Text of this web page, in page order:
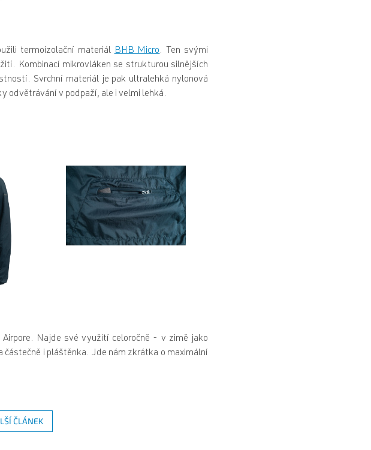
termoizolační materiál BHB Micro. Ten svými
Kombinací mikrovláken se strukturou silnějších
Svrchní materiál je pak ultralehká nylonová
odvětrávání v podpaží, ale i velmi lehká.
Najde své využití celoročně - v zimě jako
i pláštěnka. Jde nám zkrátka o maximální
ČLÁNEK